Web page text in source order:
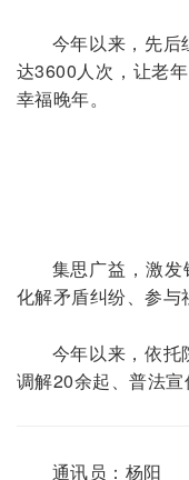
今年以来，先
达3600人次，让老
幸福晚年。
集思广益，激发
化解矛盾纠纷、参与
今年以来，依
调解20余起、普法宣
通讯员：杨阳